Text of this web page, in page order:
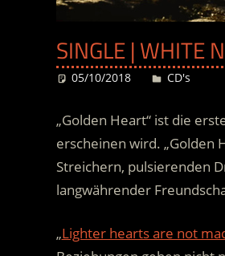
SINGLE | WHITE
05/10/2018 Desiree
CD's
„Golden Heart“ ist die
erscheinen wird. „Golden
Streichern, pulsierenden
langwährender
„Lighter hearts are not